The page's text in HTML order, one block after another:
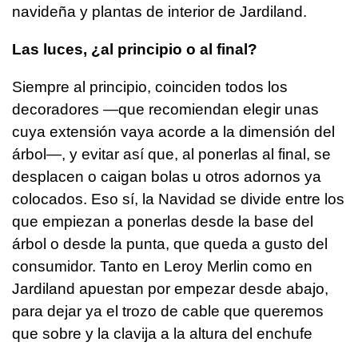
navideña y plantas de interior de Jardiland.
Las luces, ¿al principio o al final?
Siempre al principio, coinciden todos los
decoradores —que recomiendan elegir unas
cuya extensión vaya acorde a la dimensión del
árbol—, y evitar así que, al ponerlas al final, se
desplacen o caigan bolas u otros adornos ya
colocados. Eso sí, la Navidad se divide entre los
que empiezan a ponerlas desde la base del
árbol o desde la punta, que queda a gusto del
consumidor. Tanto en Leroy Merlin como en
Jardiland apuestan por empezar desde abajo,
para dejar ya el trozo de cable que queremos
que sobre y la clavija a la altura del enchufe